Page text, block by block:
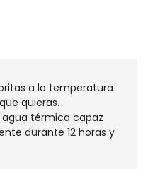
a la temperatura
quieras.
térmica capaz
durante 12 horas y